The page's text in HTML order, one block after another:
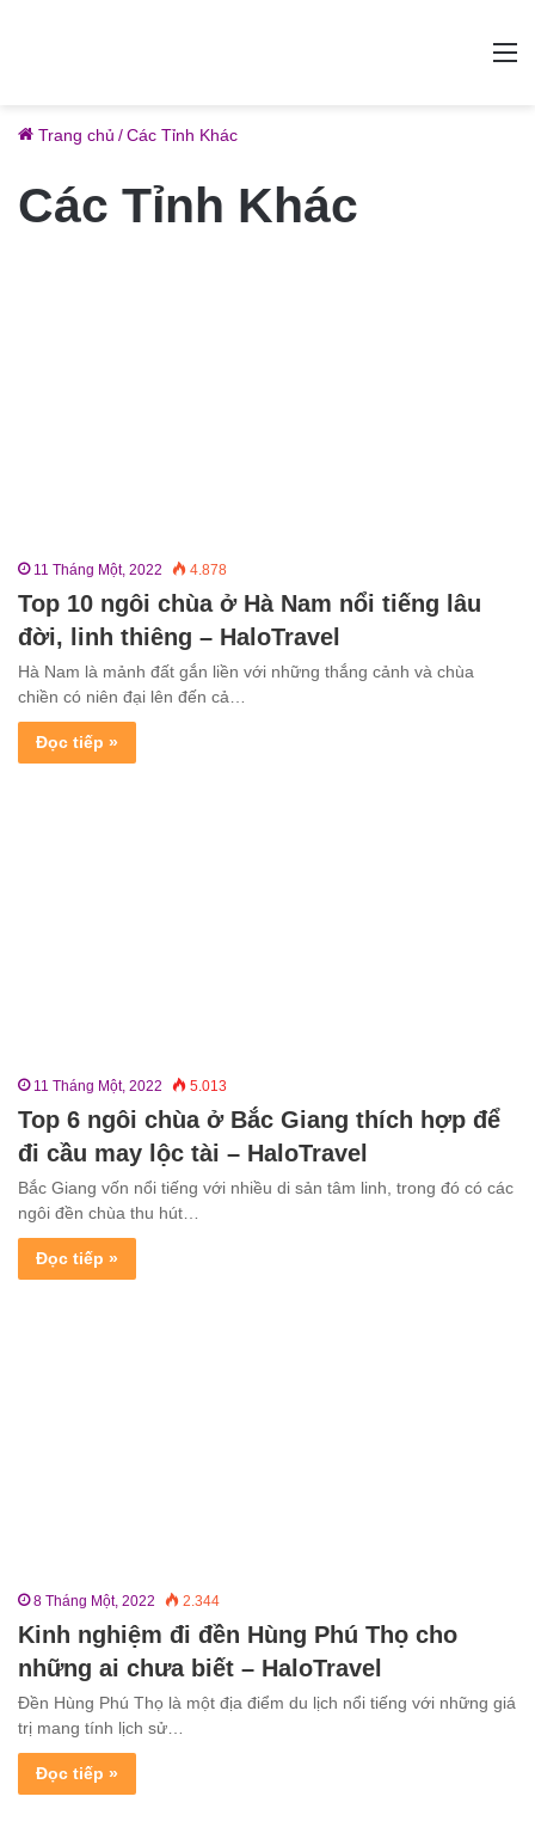
Trang chủ /Các Tỉnh Khác
Các Tỉnh Khác
11 Tháng Một, 2022 4.878
Top 10 ngôi chùa ở Hà Nam nổi tiếng lâu
đời, linh thiêng – HaloTravel
Hà Nam là mảnh đất gắn liền với những thắng cảnh và chùa
chiền có niên đại lên đến cả…
Đọc tiếp »
11 Tháng Một, 2022 5.013
Top 6 ngôi chùa ở Bắc Giang thích hợp để
đi cầu may lộc tài – HaloTravel
Bắc Giang vốn nổi tiếng với nhiều di sản tâm linh, trong đó có các
ngôi đền chùa thu hút…
Đọc tiếp »
8 Tháng Một, 2022 2.344
Kinh nghiệm đi đền Hùng Phú Thọ cho
những ai chưa biết – HaloTravel
Đền Hùng Phú Thọ là một địa điểm du lịch nổi tiếng với những giá
trị mang tính lịch sử…
Đọc tiếp »